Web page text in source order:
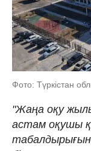
Фото: Түркістан
"Жаңа оқу
астам оқушы